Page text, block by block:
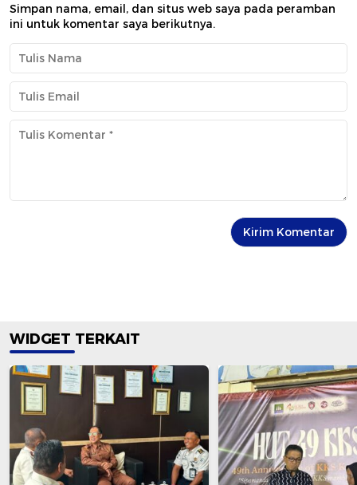
Simpan nama, email, dan situs web saya pada peramban
ini untuk komentar saya berikutnya.
WIDGET TERKAIT